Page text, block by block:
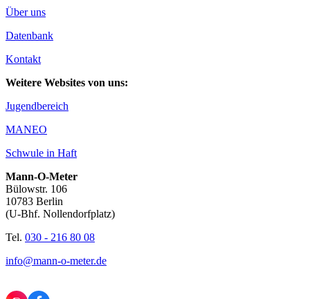
Über uns
Datenbank
Kontakt
Weitere Websites von uns:
Jugendbereich
MANEO
Schwule in Haft
Mann-O-Meter
Bülowstr. 106
10783 Berlin
(U-Bhf. Nollendorfplatz)
Tel. 030 - 216 80 08
info@mann-o-meter.de